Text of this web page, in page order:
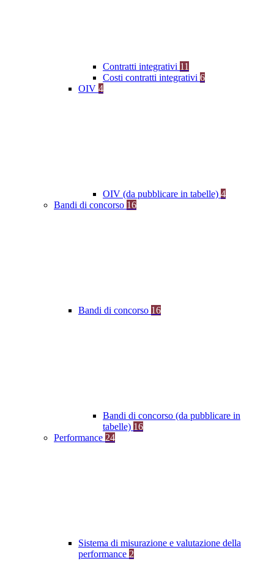
Contratti integrativi 11
Costi contratti integrativi 6
OIV 4
OIV (da pubblicare in tabelle) 4
Bandi di concorso 16
Bandi di concorso 16
Bandi di concorso (da pubblicare in
tabelle) 16
Performance 24
Sistema di misurazione e valutazione della
performance 2